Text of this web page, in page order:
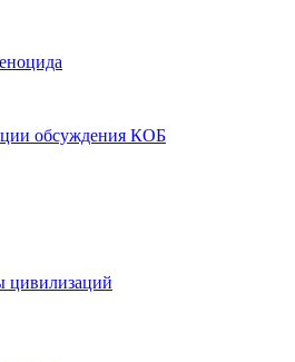
обсуждения КОБ
цивилизаций